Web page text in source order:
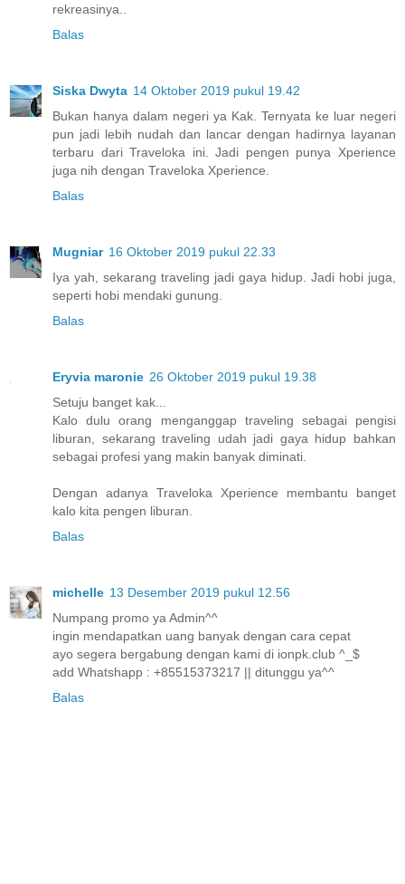
rekreasinya..
Balas
Siska Dwyta 14 Oktober 2019 pukul 19.42
Bukan hanya dalam negeri ya Kak. Ternyata ke luar negeri
pun jadi lebih nudah dan lancar dengan hadirnya layanan
terbaru dari Traveloka ini. Jadi pengen punya Xperience
juga nih dengan Traveloka Xperience.
Balas
Mugniar 16 Oktober 2019 pukul 22.33
Iya yah, sekarang traveling jadi gaya hidup. Jadi hobi juga,
seperti hobi mendaki gunung.
Balas
Eryvia maronie 26 Oktober 2019 pukul 19.38
Setuju banget kak...
Kalo dulu orang menganggap traveling sebagai pengisi
liburan, sekarang traveling udah jadi gaya hidup bahkan
sebagai profesi yang makin banyak diminati.
Dengan adanya Traveloka Xperience membantu banget
kalo kita pengen liburan.
Balas
michelle 13 Desember 2019 pukul 12.56
Numpang promo ya Admin^^
ingin mendapatkan uang banyak dengan cara cepat
ayo segera bergabung dengan kami di ionpk.club ^_$
add Whatshapp : +85515373217 || ditunggu ya^^
Balas